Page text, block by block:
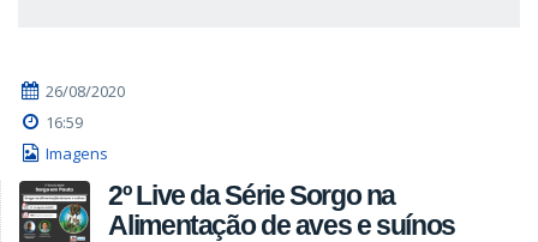
26/08/2020
16:59
Imagens
2º Live da Série Sorgo na
Alimentação de aves e suínos